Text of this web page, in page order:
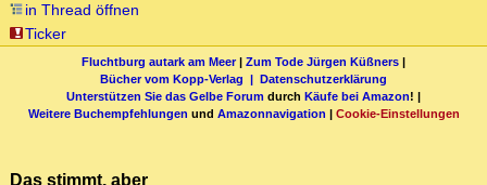
in Thread öffnen
Ticker
Fluchtburg autark am Meer| Zum Tode Jürgen Küßners |
Bücher vom Kopp-Verlag | Datenschutzerklärung
Unterstützen Sie das Gelbe Forum durch Käufe bei Amazon! |
Weitere Buchempfehlungen und Amazonnavigation | Cookie-Einstellungen
Das stimmt, aber